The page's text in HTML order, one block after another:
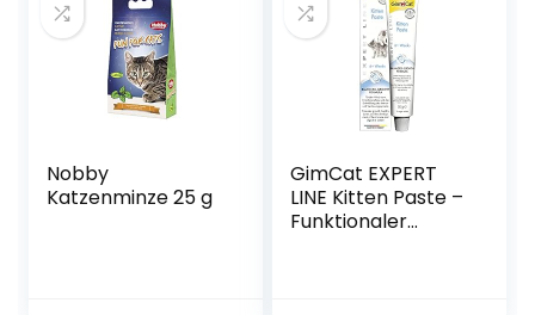
Nobby
Katzenminze 25 g
GimCat EXPERT
LINE Kitten Paste –
Funktionaler